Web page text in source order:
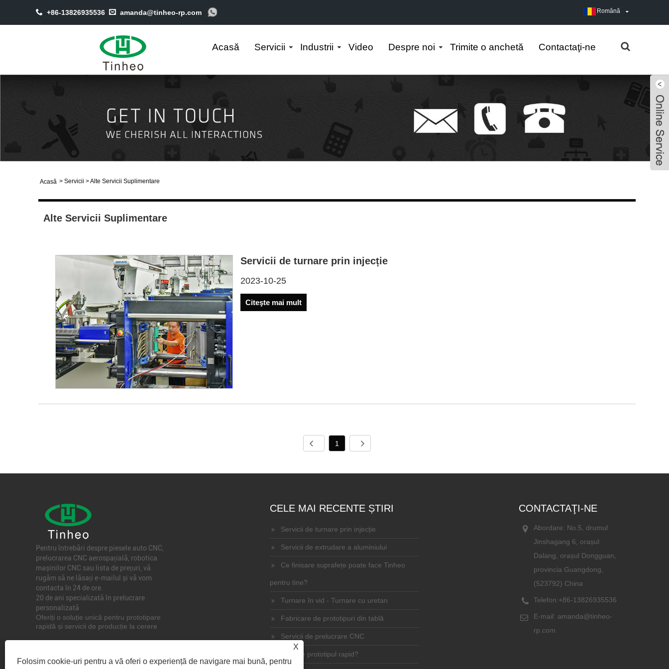
+86-13826935536 amanda@tinheo-rp.com Română
Acasă Servicii Industrii Video Despre noi Trimite o anchetă Contactaţi-ne
Acasă > Servicii >Alte Servicii Suplimentare
Alte Servicii Suplimentare
Servicii de turnare prin injecție
2023-10-25
Citeşte mai mult
1
Pentru întrebări despre piesele auto CNC,
prelucrarea CNC aerospațială, robotica
mașinilor CNC sau lista de prețuri, vă
rugăm să ne lăsați e-mailul și vă vom
contacta în 24 de ore.
20 de ani specializată în prelucrare
personalizată
Oferiți o soluție unică pentru prototipare
rapidă și servicii de producție la cerere
CELE MAI RECENTE ȘTIRI
Servicii de turnare prin injecție
Servicii de extrudare a aluminiului
Ce finisare suprafețe poate face Tinheo
pentru tine?
Turnare în vid - Turnare cu uretan
Fabricare de prototipuri din tablă
Servicii de prelucrare CNC
Ce este prototipul rapid?
CONTACTAŢI-NE
Abordare: No.5, drumul
Jinshagang 6, orașul
Dalang, orașul Dongguan,
provincia Guangdong,
(523792) China
Telefon:+86-13826935536
E-mail: amanda@tinheo-
rp.com
X
Folosim cookie-uri pentru a vă oferi o experiență de navigare mai bună, pentru